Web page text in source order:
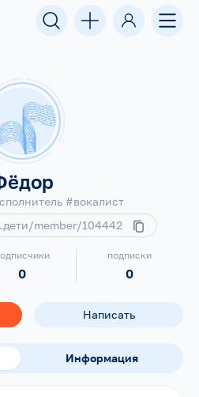
#вокалист
member/104442
0
подписки
0
Написать
Информация